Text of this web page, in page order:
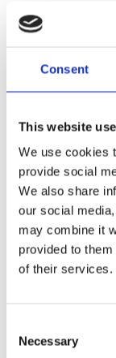
Consent
This website
We use cookies
provide social
We also share
our social
may combine it
provided to
of their services.
Selection
Necessary
Antal
Lagerstatus
Tillverkare
Visa alla
Serie Ella
servett 40x40
Grönt är
färgklick i ditt